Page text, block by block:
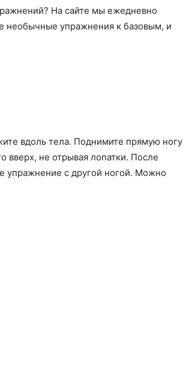
На сайте мы ежедневно
необычные упражнения к базовым, и
вдоль тела. Поднимите прямую ногу
вверх, не отрывая лопатки. После
упражнение с другой ногой. Можно